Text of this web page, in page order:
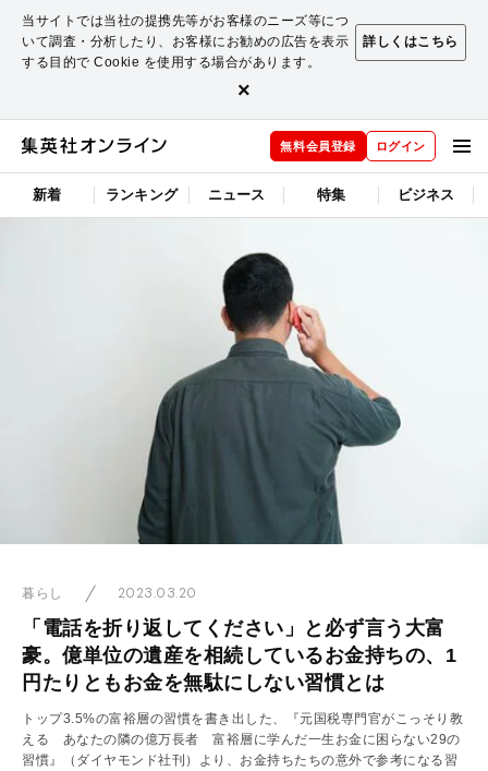
当サイトでは当社の提携先等がお客様のニーズ等につ
いて調査・分析したり、お客様にお勧めの広告を表示
する目的で Cookie を使用する場合があります。
詳しくはこちら
×
無料会員登録 ログイン
新着 ランキング ニュース 特集 ビジネス
暮らし 2023.03.20
「電話を折り返してください」と必ず言う大富
豪。億単位の遺産を相続しているお金持ちの、1
円たりともお金を無駄にしない習慣とは
トップ3.5%の富裕層の習慣を書き出した、『元国税専門官がこっそり教
える あなたの隣の億万長者 富裕層に学んだ一生お金に困らない29の
習慣』（ダイヤモンド社刊）より、お金持ちたちの意外で参考になる習